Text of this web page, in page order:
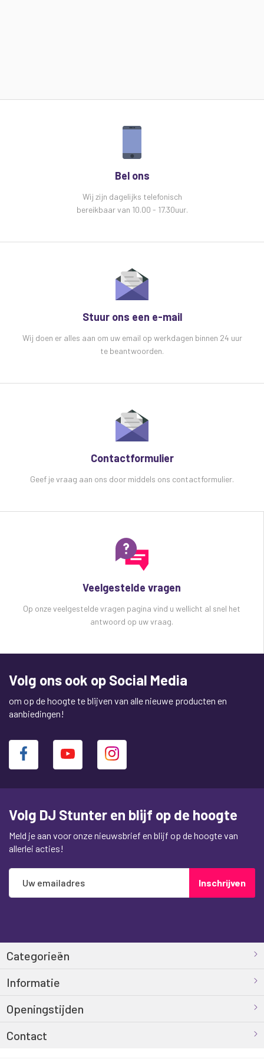
Bel ons
Wij zijn dagelijks telefonisch
bereikbaar van 10.00 - 17.30uur.
Stuur ons een e-mail
Wij doen er alles aan om uw email op werkdagen binnen 24 uur
te beantwoorden.
Contactformulier
Geef je vraag aan ons door middels ons contactformulier.
Veelgestelde vragen
Op onze veelgestelde vragen pagina vind u wellicht al snel het
antwoord op uw vraag.
Volg ons ook op Social Media
om op de hoogte te blijven van alle nieuwe producten en
aanbiedingen!
Volg DJ Stunter en blijf op de hoogte
Meld je aan voor onze nieuwsbrief en blijf op de hoogte van
allerlei acties!
Abonneer
op
Inschrijven
Categorieën
Informatie
Openingstijden
Contact